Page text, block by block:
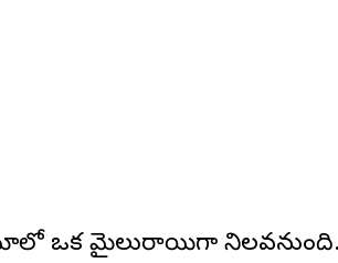
ఒక మైలురాయిగా నిలవనుంది.